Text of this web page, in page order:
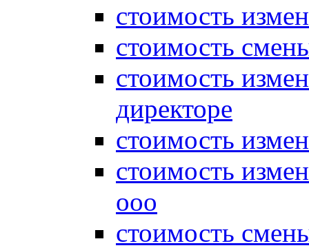
стоимость
стоимость
стоимость
директоре
стоимость
стоимость
ооо
стоимость